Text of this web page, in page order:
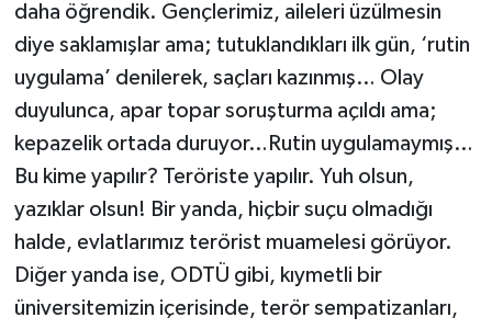
daha öğrendik. Gençlerimiz, aileleri üzülmesin
diye saklamışlar ama; tutuklandıkları ilk gün, ‘rutin
uygulama’ denilerek, saçları kazınmış… Olay
duyulunca, apar topar soruşturma açıldı ama;
kepazelik ortada duruyor…Rutin uygulamaymış…
Bu kime yapılır? Teröriste yapılır. Yuh olsun,
yazıklar olsun! Bir yanda, hiçbir suçu olmadığı
halde, evlatlarımız terörist muamelesi görüyor.
Diğer yanda ise, ODTÜ gibi, kıymetli bir
üniversitemizin içerisinde, terör sempatizanları,